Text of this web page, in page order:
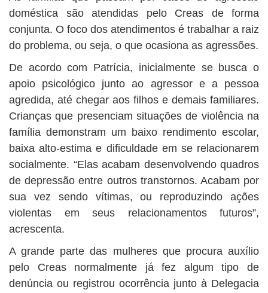
doméstica são atendidas pelo Creas de forma
conjunta. O foco dos atendimentos é trabalhar a raiz
do problema, ou seja, o que ocasiona as agressões.
De acordo com Patrícia, inicialmente se busca o
apoio psicológico junto ao agressor e a pessoa
agredida, até chegar aos filhos e demais familiares.
Crianças que presenciam situações de violência na
família demonstram um baixo rendimento escolar,
baixa alto-estima e dificuldade em se relacionarem
socialmente. “Elas acabam desenvolvendo quadros
de depressão entre outros transtornos. Acabam por
sua vez sendo vítimas, ou reproduzindo ações
violentas em seus relacionamentos futuros”,
acrescenta.
A grande parte das mulheres que procura auxílio
pelo Creas normalmente já fez algum tipo de
denúncia ou registrou ocorrência junto à Delegacia